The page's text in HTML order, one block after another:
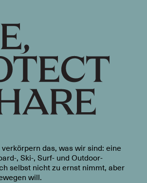
das, was wir sind: eine
, Ski-, Surf- und Outdoor-
selbst nicht zu ernst nimmt, aber
will.